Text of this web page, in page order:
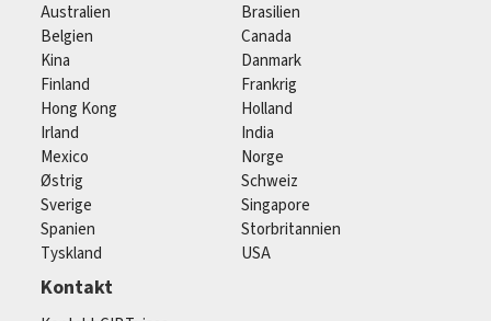
Australien
Brasilien
Belgien
Canada
Kina
Danmark
Finland
Frankrig
Hong Kong
Holland
Irland
India
Mexico
Norge
Østrig
Schweiz
Sverige
Singapore
Spanien
Storbritannien
Tyskland
USA
Kontakt